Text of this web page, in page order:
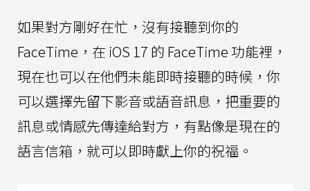
如果對方剛好在忙，沒有接聽到你的
FaceTime，在 iOS 17 的 FaceTime 功能裡，
現在也可以在他們未能即時接聽的時候，你
可以選擇先留下影音或語音訊息，把重要的
訊息或情感先傳達給對方，有點像是現在的
語言信箱，就可以即時獻上你的祝福。